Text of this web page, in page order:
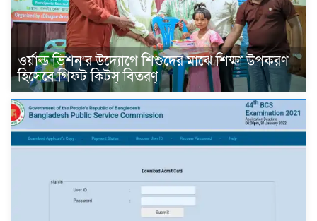
ওর্য়াল্ড ভিশন’র উদ্যোগে শিশুদের মাঝে শিক্ষা উপকরণ
হিসেবে গিফট কিটস্ বিতরণ্